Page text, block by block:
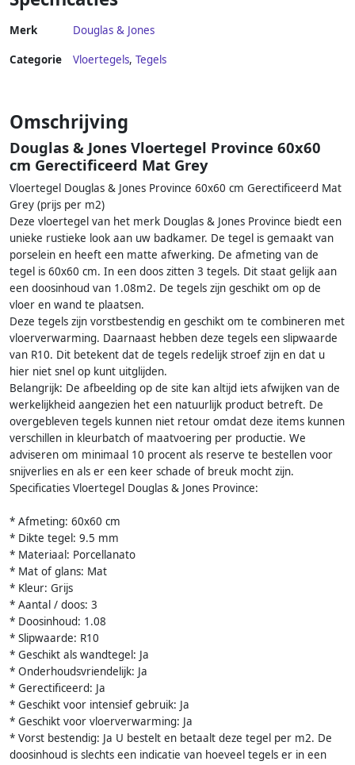
Merk Douglas & Jones
Categorie Vloertegels, Tegels
Omschrijving
Douglas & Jones Vloertegel Province 60x60
cm Gerectificeerd Mat Grey
Vloertegel Douglas & Jones Province 60x60 cm Gerectificeerd Mat
Grey (prijs per m2)
Deze vloertegel van het merk Douglas & Jones Province biedt een
unieke rustieke look aan uw badkamer. De tegel is gemaakt van
porselein en heeft een matte afwerking. De afmeting van de
tegel is 60x60 cm. In een doos zitten 3 tegels. Dit staat gelijk aan
een doosinhoud van 1.08m2. De tegels zijn geschikt om op de
vloer en wand te plaatsen.
Deze tegels zijn vorstbestendig en geschikt om te combineren met
vloerverwarming. Daarnaast hebben deze tegels een slipwaarde
van R10. Dit betekent dat de tegels redelijk stroef zijn en dat u
hier niet snel op kunt uitglijden.
Belangrijk: De afbeelding op de site kan altijd iets afwijken van de
werkelijkheid aangezien het een natuurlijk product betreft. De
overgebleven tegels kunnen niet retour omdat deze items kunnen
verschillen in kleurbatch of maatvoering per productie. We
adviseren om minimaal 10 procent als reserve te bestellen voor
snijverlies en als er een keer schade of breuk mocht zijn.
Specificaties Vloertegel Douglas & Jones Province:
* Afmeting: 60x60 cm
* Dikte tegel: 9.5 mm
* Materiaal: Porcellanato
* Mat of glans: Mat
* Kleur: Grijs
* Aantal / doos: 3
* Doosinhoud: 1.08
* Slipwaarde: R10
* Geschikt als wandtegel: Ja
* Onderhoudsvriendelijk: Ja
* Gerectificeerd: Ja
* Geschikt voor intensief gebruik: Ja
* Geschikt voor vloerverwarming: Ja
* Vorst bestendig: Ja U bestelt en betaalt deze tegel per m2. De
doosinhoud is slechts een indicatie van hoeveel tegels er in een